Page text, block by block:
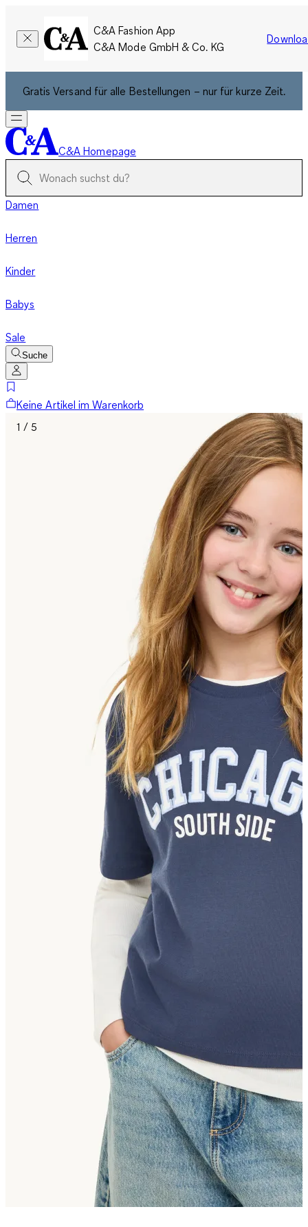
C&A Fashion App
C&A Mode GmbH & Co. KG
Gratis Versand für alle Bestellungen – nur für kurze Zeit.
C&A Homepage
Damen
Herren
Kinder
Babys
Sale
Suche
Keine Artikel im Warenkorb
1 / 5